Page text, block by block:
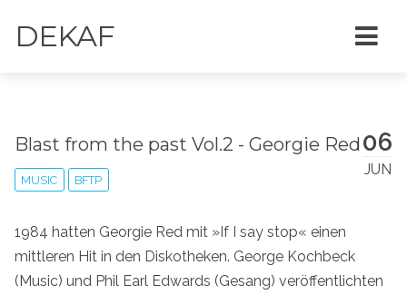
DEKAF
06
JUN
Blast from the past Vol.2 - Georgie Red
MUSIC BFTP
1984 hatten Georgie Red mit »If I say stop« einen
mittleren Hit in den Diskotheken. George Kochbeck
(Music) und Phil Earl Edwards (Gesang) veröffentlichten